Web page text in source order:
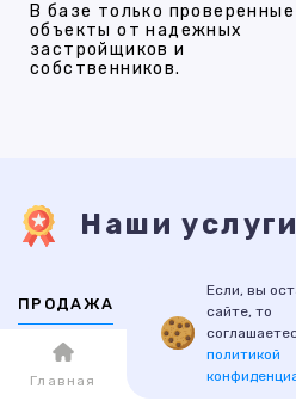
В базе только проверенные
объекты от надежных
застройщиков и
собственников.
Наши услуги
ПРОДАЖА
ВТОРИЧНАЯ
Если, вы
сайте, то
политикой
Главная Каталог